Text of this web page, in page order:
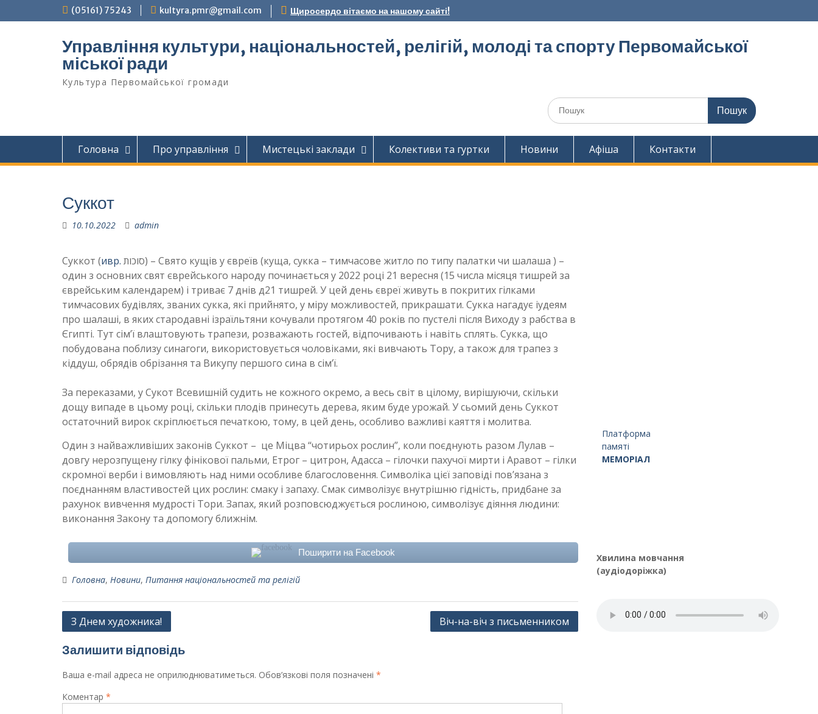
до
(05161) 75243 kultyra.pmr@gmail.com Щиросердо вітаємо на нашому сайті!
Управління культури, національностей, релігій, молоді та спорту Первомайської
міської ради
Культура Первомайcької громади
Шукати:
Головна Про управління Мистецькі заклади Колективи та гуртки Новини Афіша Контакти
Суккот
10.10.2022 admin
Суккот (ивр.
один з основних свят єврейського народу починається у 2022 році 21 вересня (15 числа місяця тишрей за
єврейським календарем) і триває 7 днів д21 тишрей. У цей день євреї живуть в покритих гілками
тимчасових будівлях, званих сукка, які прийнято, у міру можливостей, прикрашати. Сукка нагадує іудеям
про шалаші, в яких стародавні ізраїльтяни кочували протягом 40 років по пустелі після Виходу з рабства в
Єгипті. Тут сім’ї влаштовують трапези, розважають гостей, відпочивають і навіть сплять. Сукка, що
побудована поблизу синагоги, використовується чоловіками, які вивчають Тору, а також для трапез з
кіддуш, обрядів обрізання та Викупу першого сина в сім’ї.
За переказами, у Сукот Всевишній судить не кожного окремо, а весь світ в цілому, вирішуючи, скільки
дощу випаде в цьому році, скільки плодів принесуть дерева, яким буде урожай. У сьомий день Суккот
остаточний вирок скріплюється печаткою, тому, в цей день, особливо важливі каяття і молитва.
Один з найважливіших законів Суккот – це Міцва “чотирьох рослин”, коли поєднують разом Лулав –
довгу нерозпущену гілку фінікової пальми, Етрог – цитрон, Адасса – гілочки пахучої мирти і Аравот – гілки
скромної верби і вимовляють над ними особливе благословення. Символіка цієї заповіді пов’язана з
поєднанням властивостей цих рослин: смаку і запаху. Смак символізує внутрішню гідність, придбане за
рахунок вивчення мудрості Тори. Запах, який розповсюджується рослиною, символізує діяння людини:
виконання Закону та допомогу ближнім.
Поширити на Facebook
Головна, Новини, Питання національностей та релігій
Навігація
З Днем художника! Віч-на-віч з письменником
Залишити відповідь
Ваша e-mail адреса не оприлюднюватиметься. Обов’язкові поля позначені *
Коментар *
Платформа
памяті
МЕМОРІАЛ
Хвилина мовчання
(аудіодоріжка)